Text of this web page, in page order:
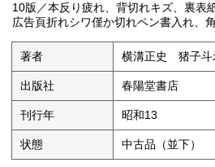
10版／本反り疲れ、背切れキズ、裏表
広告頁折れシワ僅か切れペン書入れ、
著者 横溝正史 猪子斗
出版社 春陽堂書店
刊行年 昭和13
状態 中古品（並下）